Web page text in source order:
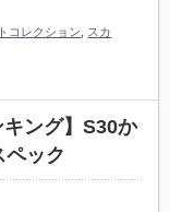
コレクション
スカ
キング】S30か
ペック